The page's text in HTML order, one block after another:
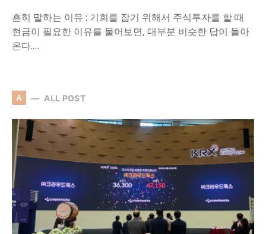
흔히 말하는 이유 : 기회를 잡기 위해서 주식투자를 할 때
현금이 필요한 이유를 물어보면, 대부분 비슷한 답이 돌아
온다.…
A ALL POST